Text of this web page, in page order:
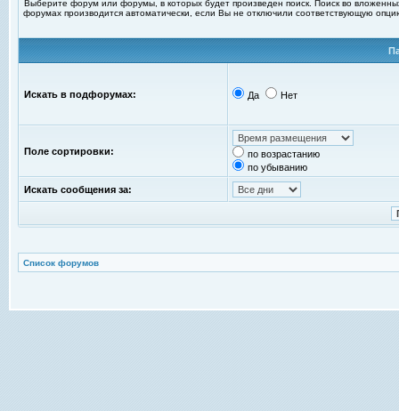
Выберите форум или форумы, в которых будет произведен поиск. Поиск во
форумах производится автоматически, если Вы не отключили соответствующую
Искать в подфорумах: Да Нет
Поле сортировки:
по возрастанию
по убыванию
Искать сообщения за:
Список форумов